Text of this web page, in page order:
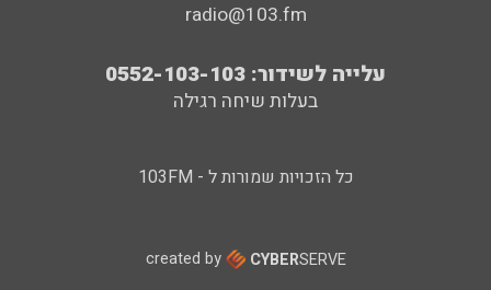
radio@103.fm
עלייה לשידור: 0552-103-103
בעלות שיחה רגילה
כל הזכויות שמורות ל - 103FM
created by CYBERSERVE